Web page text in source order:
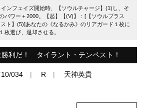
インフェイズ開始時、【ソウルチャージ】(1)し、そ
パワー＋2000。【起】【(V)】：[【ソウルブラス
ト】(5)]あなたの《なるかみ》のリアガード１枚に
枚選び、退却させる。
利だ！ タイラント・テンペスト！
034 R 天神英貴